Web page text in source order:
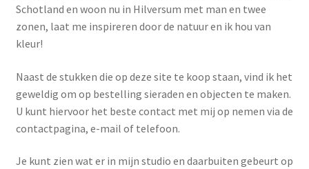
Schotland en woon nu in Hilversum met man en twee
zonen, laat me inspireren door de natuur en ik hou van
kleur!
Naast de stukken die op deze site te koop staan, vind ik het
geweldig om op bestelling sieraden en objecten te maken.
U kunt hiervoor het beste contact met mij op nemen via de
contactpagina, e-mail of telefoon.
Je kunt zien wat er in mijn studio en daarbuiten gebeurt op